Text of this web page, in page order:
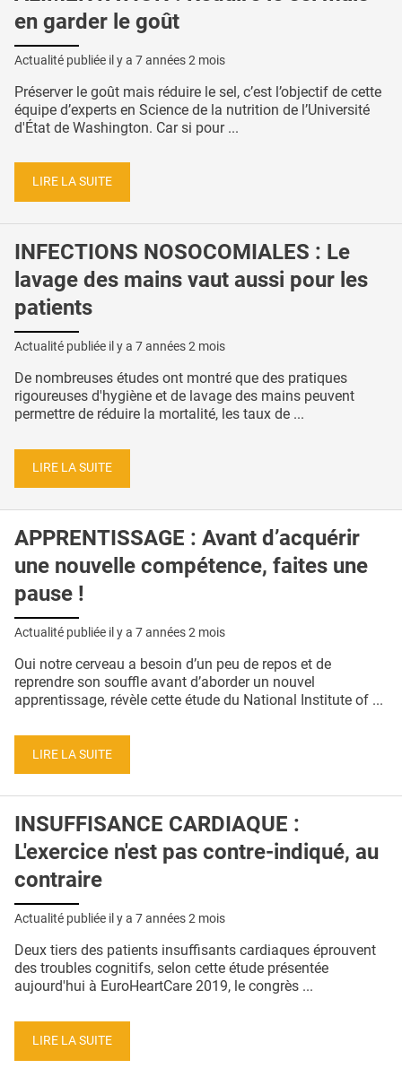
en garder le goût
Actualité publiée il y a 7 années 2 mois
Préserver le goût mais réduire le sel, c’est l’objectif de cette
équipe d’experts en Science de la nutrition de l’Université
d'État de Washington. Car si pour ...
LIRE LA SUITE
INFECTIONS NOSOCOMIALES : Le
lavage des mains vaut aussi pour les
patients
Actualité publiée il y a 7 années 2 mois
De nombreuses études ont montré que des pratiques
rigoureuses d'hygiène et de lavage des mains peuvent
permettre de réduire la mortalité, les taux de ...
LIRE LA SUITE
APPRENTISSAGE : Avant d’acquérir
une nouvelle compétence, faites une
pause !
Actualité publiée il y a 7 années 2 mois
Oui notre cerveau a besoin d’un peu de repos et de
reprendre son souffle avant d’aborder un nouvel
apprentissage, révèle cette étude du National Institute of ...
LIRE LA SUITE
INSUFFISANCE CARDIAQUE :
L'exercice n'est pas contre-indiqué, au
contraire
Actualité publiée il y a 7 années 2 mois
Deux tiers des patients insuffisants cardiaques éprouvent
des troubles cognitifs, selon cette étude présentée
aujourd'hui à EuroHeartCare 2019, le congrès ...
LIRE LA SUITE